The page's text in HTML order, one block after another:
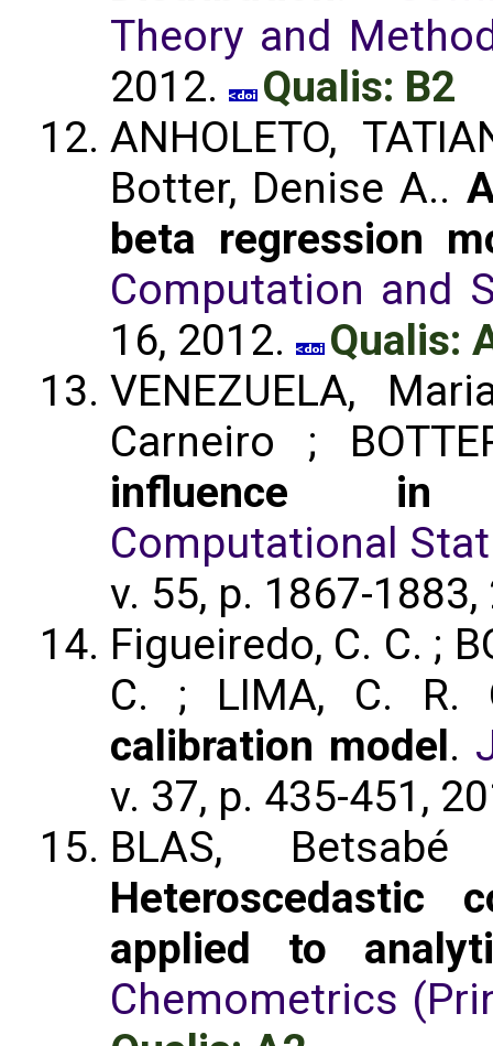
Theory and
2012.
Qualis: B2
ANHOLETO,
Botter, Denise A..
beta regression
Computation and
16, 2012.
Qualis:
VENEZUELA,
Carneiro ;
influence in
Computational
v. 55, p. 1867-
Figueiredo, C. C. ;
C. ; LIMA, C. R.
calibration model.
v. 37, p. 435-451,
BLAS,
Heteroscedastic
applied to
Chemometrics